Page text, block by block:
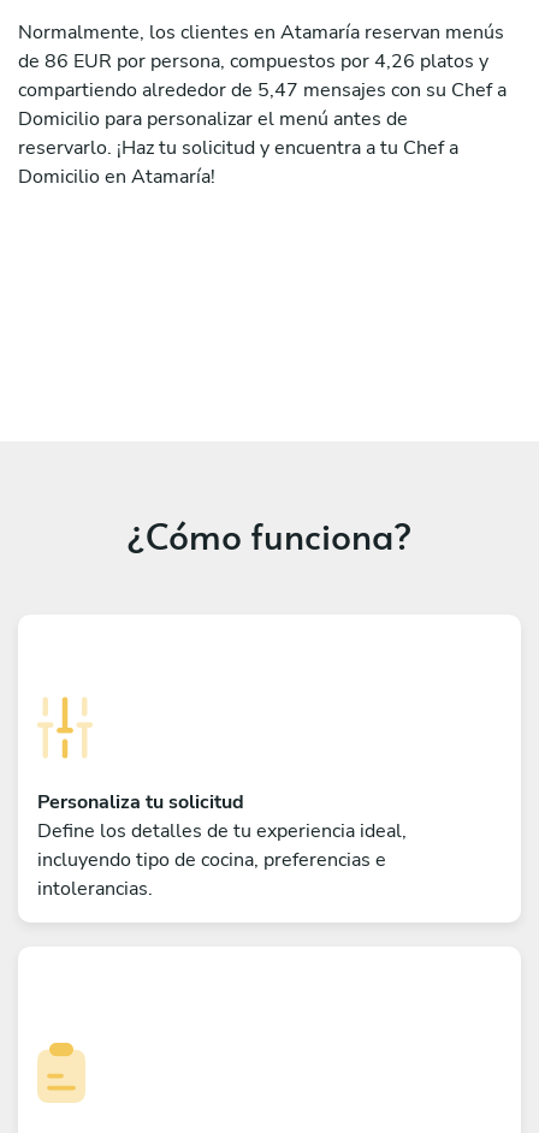
Normalmente, los clientes en Atamaría reservan menús
de 86 EUR por persona, compuestos por 4,26 platos y
compartiendo alrededor de 5,47 mensajes con su Chef a
Domicilio para personalizar el menú antes de
reservarlo. ¡Haz tu solicitud y encuentra a tu Chef a
Domicilio en Atamaría!
¿Cómo funciona?
Personaliza tu solicitud
Define los detalles de tu experiencia ideal,
incluyendo tipo de cocina, preferencias e
intolerancias.